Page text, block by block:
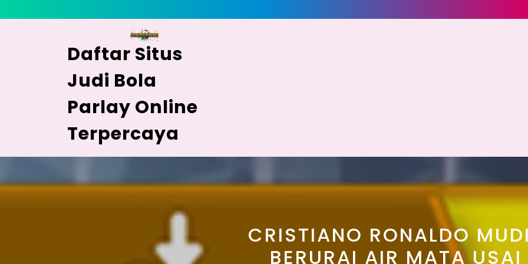
to
Daftar Situs
Judi Bola
Parlay Online
Terpercaya
CRISTIANO RONALDO
BERURAI AIR MATA USAI